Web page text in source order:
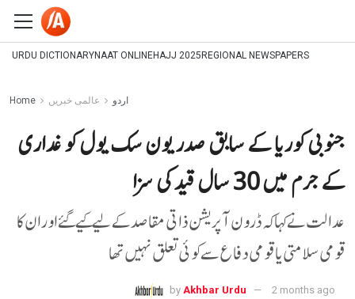
URDU DICTIONARYNAAT ONLINEHAJJ 2025 REGIONAL NEWSPAPERS
Home اردو عالمی خبریں
جنوبی کوریا کے سابق صدر یون سک یول کو غداری
کے جرم میں 30 سال قید کی سزا
عدالت نےکہا کہ ڈرون آپریشن ذاتی مقاصد کے لیے کیے گئے اور ان کا
قومی سلامتی یا قومی دفاع سے کوئی تعلق نہیں تھا
by Akhbar Urdu 2 months ago